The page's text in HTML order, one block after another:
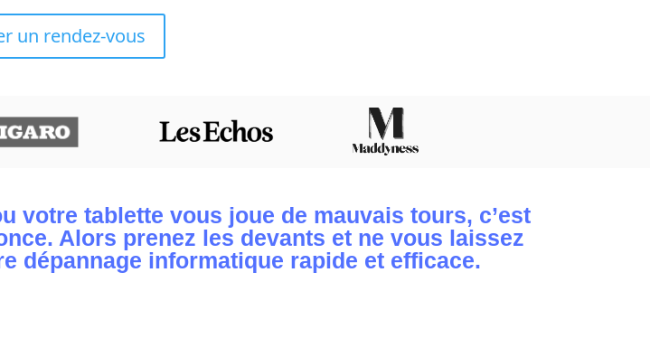
un rendez-vous
votre tablette vous joue de mauvais tours, c’est
Alors prenez les devants et ne vous laissez
dépannage informatique rapide et efficace.